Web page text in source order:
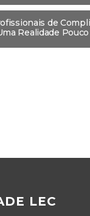
de
Realidade
LEC